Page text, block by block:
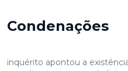
Condenações
inquérito apontou a